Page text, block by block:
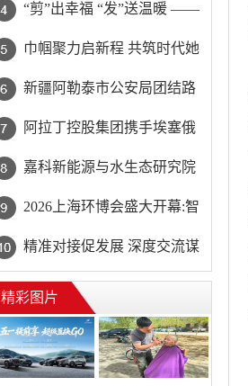
至高省20000元
“剪”出幸福 “发”送温暖 ——
31团民政服务站精准回应高
龄独居老人“理发难”
巾帼聚力启新程 共筑时代她
力量——巾帼天团第四次组
委会筹备会圆满举办
新疆阿勒泰市公安局团结路
街道派出所:推行“五步”工作
法 打造新时代“枫”景线
阿拉丁控股集团携手埃塞俄
比亚开创中非工业农业合作
新篇章
嘉科新能源与水生态研究院
共商AI水处理
2026上海环博会盛大开幕:智
能化浪潮席卷环保产业
精准对接促发展 深度交流谋
共赢 2026年企业投融资交流
活动第二期圆满举行
精彩图片